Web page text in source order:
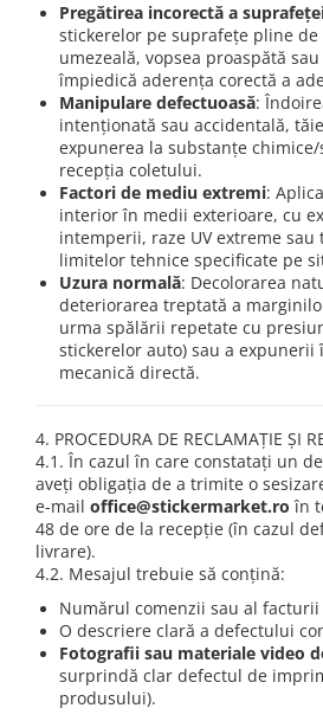
Pregătirea incorectă a
stickerelor pe suprafețe pline
umezeală, vopsea proaspătă
împiedică aderența corectă a
Manipulare defectuoasă:
intenționată sau accidentală,
expunerea la substanțe
recepția coletului.
Factori de mediu extremi:
interior în medii exterioare, cu
intemperii, raze UV extreme
limitelor tehnice specificate pe
Uzura normală: Decolorarea
deteriorarea treptată a
urma spălării repetate cu
stickerelor auto) sau a
mecanică directă.
4. PROCEDURA DE RECLAMAȚIE ȘI
4.1. În cazul în care constatați un
aveți obligația de a trimite o
e-mail office@stickermarket.ro în
48 de ore de la recepție (în cazul
livrare).
4.2. Mesajul trebuie să conțină:
Numărul comenzii sau al facturii
O descriere clară a defectului
Fotografii sau materiale video
surprindă clar defectul de
produsului).